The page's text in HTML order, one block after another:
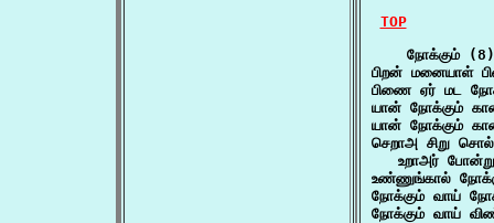
TOP
    நோக்கும் (8)
பிறன் மனையாள்
பிணை ஏர் மட
யான் நோக்கும்
யான் நோக்கும்
செறாஅ சிறு
உறாஅர் போன்று
உண்ணுங்கால்
நோக்கும் வாய்
நோக்கும் வாய்